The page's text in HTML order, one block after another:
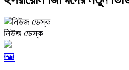
নিউজ ডেস্ক
🖼️